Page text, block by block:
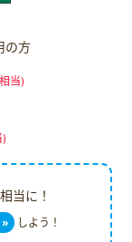
の方
当)
相当に！
» しよう！